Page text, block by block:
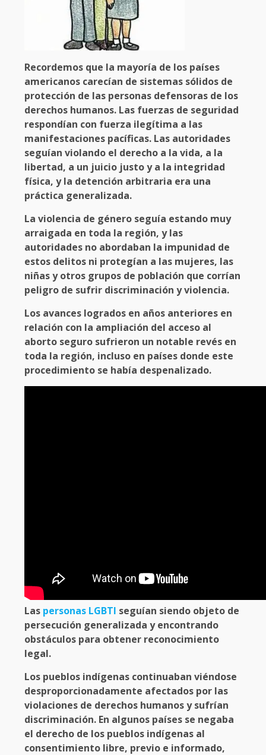
Recordemos que la mayoría de los países
americanos carecían de sistemas sólidos de
protección de las personas defensoras de los
derechos humanos. Las fuerzas de seguridad
respondían con fuerza ilegítima a las
manifestaciones pacíficas. Las autoridades
seguían violando el derecho a la vida, a la
libertad, a un juicio justo y a la integridad
física, y la detención arbitraria era una
práctica generalizada.
La violencia de género seguía estando muy
arraigada en toda la región, y las
autoridades no abordaban la impunidad de
estos delitos ni protegían a las mujeres, las
niñas y otros grupos de población que corrían
peligro de sufrir discriminación y violencia.
Los avances logrados en años anteriores en
relación con la ampliación del acceso al
aborto seguro sufrieron un notable revés en
toda la región, incluso en países donde este
procedimiento se había despenalizado.
Las personas LGBTI seguían siendo objeto de
persecución generalizada y encontrando
obstáculos para obtener reconocimiento
legal.
Los pueblos indígenas continuaban viéndose
desproporcionadamente afectados por las
violaciones de derechos humanos y sufrían
discriminación. En algunos países se negaba
el derecho de los pueblos indígenas al
consentimiento libre, previo e informado,